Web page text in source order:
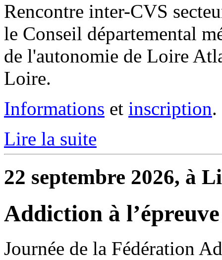
Rencontre inter-CVS
le Conseil départemental
de l'autonomie de Loire
Loire.
Informations et inscription.
Lire la suite
22 septembre 2026, à
Addiction à
Journée de la Fédération